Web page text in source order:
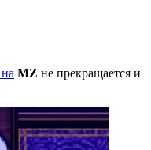
MZ не прекращается и